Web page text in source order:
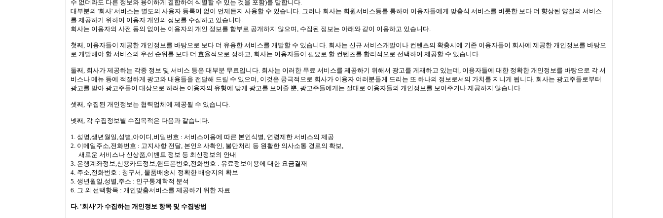
수 없더라도 다른 정보와 용이하게 결합하여 식별할 수 있는 것을 포함)를 말합니다.
대부분의 '회사' 서비스는 별도의 사용자 등록이 없이 언제든지 사용할 수 있습니다. 그러나 회사는 회원서비스등를 통하여 이용자들에게 맞춤식 서비스를 비롯한 보다 더 향상된 양질의 서비스
를 제공하기 위하여 이용자 개인의 정보를 수집하고 있습니다.
회사는 이용자의 사전 동의 없이는 이용자의 개인 정보를 함부로 공개하지 않으며, 수집된 정보는 아래와 같이 이용하고 있습니다.
첫째, 이용자들이 제공한 개인정보를 바탕으로 보다 더 유용한 서비스를 개발할 수 있습니다. 회사는 신규 서비스개발이나 컨텐츠의 확충시에 기존 이용자들이 회사에 제공한 개인정보를 바탕으
로 개발해야 할 서비스의 우선 순위를 보다 더 효율적으로 정하고, 회사는 이용자들이 필요로 할 컨텐츠를 합리적으로 선택하여 제공할 수 있습니다.
둘째, 회사가 제공하는 각종 정보 및 서비스 등은 대부분 무료입니다. 회사는 이러한 무료 서비스를 제공하기 위해서 광고를 게재하고 있는데, 이용자들에 대한 정확한 개인정보를 바탕으로 각 서
비스나 메뉴 등에 적절하게 광고와 내용들을 전달해 드릴 수 있으며, 이것은 궁극적으로 회사가 이용자 여러분들게 드리는 또 하나의 정보로서의 가치를 지니게 됩니다. 회사는 광고주들로부터
광고를 받아 광고주들이 대상으로 하려는 이용자의 유형에 맞게 광고를 보여줄 뿐, 광고주들에게는 절대로 이용자들의 개인정보를 보여주거나 제공하지 않습니다.
셋째, 수집된 개인정보는 협력업체에 제공될 수 있습니다.
넷째, 각 수집정보별 수집목적은 다음과 같습니다.
1. 성명,생년월일,성별,아이디,비밀번호 : 서비스이용에 따른 본인식별, 연령제한 서비스의 제공
2. 이메일주소,전화번호 : 고지사항 전달, 본인의사확인, 불만처리 등 원활한 의사소통 경로의 확보,
새로운 서비스나 신상품,이벤트 정보 등 최신정보의 안내
3. 은행계좌정보,신용카드정보,핸드폰번호,전화번호 : 유료정보이용에 대한 요금결재
4. 주소,전화번호 : 청구서, 물품배송시 정확한 배송지의 확보
5. 생년월일,성별,주소 : 인구통계학적 분석
6. 그 외 선택항목 : 개인맟춤서비스를 제공하기 위한 자료
다. '회사'가 수집하는 개인정보 항목 및 수집방법